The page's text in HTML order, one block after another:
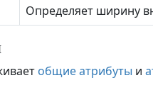
Определяет ширину
общие атрибуты и